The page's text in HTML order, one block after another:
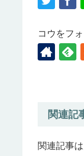
コウをフ
関連記
関連記事